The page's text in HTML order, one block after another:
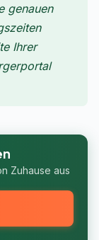
genauen
Ihrer
Zuhause aus